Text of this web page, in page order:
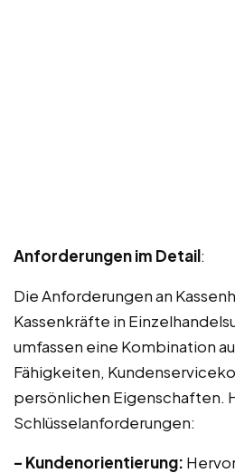
Anforderungen im Detail:
Die Anforderungen an
Kassenkräfte in
umfassen eine Kombination
Fähigkeiten,
persönlichen Eigenschaften.
Schlüsselanforderungen:
– Kundenorientierung: